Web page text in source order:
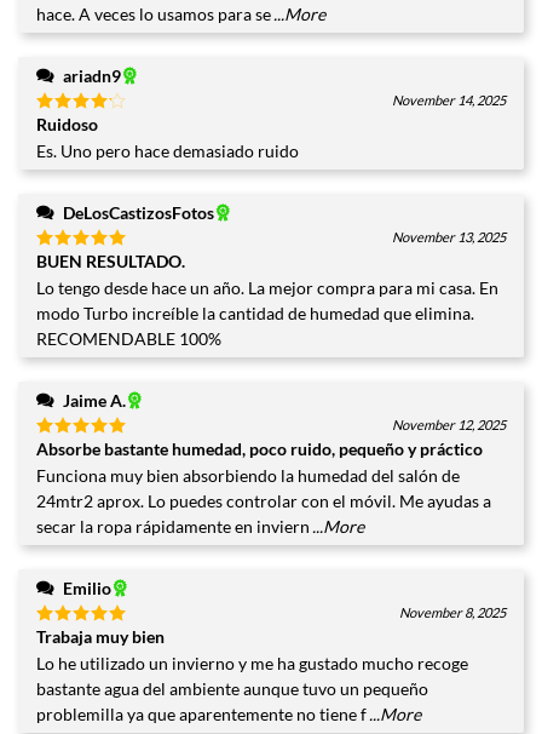
hace. A veces lo usamos para se...More
ariadn9
Valorado
con
de 5
November 14, 2025
Ruidoso
Es. Uno pero hace demasiado ruido
DeLosCastizosFotos
Valorado
con
de
5
November 13, 2025
BUEN RESULTADO.
Lo tengo desde hace un año. La mejor compra para mi casa. En
modo Turbo increíble la cantidad de humedad que elimina.
RECOMENDABLE 100%
Jaime A.
Valorado
con 5
5
November 12, 2025
Absorbe bastante humedad, poco ruido, pequeño y práctico
Funciona muy bien absorbiendo la humedad del salón de
24mtr2 aprox. Lo puedes controlar con el móvil. Me ayudas a
secar la ropa rápidamente en inviern ...More
Emilio
Valorado
con
de
5
November 8, 2025
Trabaja muy bien
Lo he utilizado un invierno y me ha gustado mucho recoge
bastante agua del ambiente aunque tuvo un pequeño
problemilla ya que aparentemente no tiene f...More